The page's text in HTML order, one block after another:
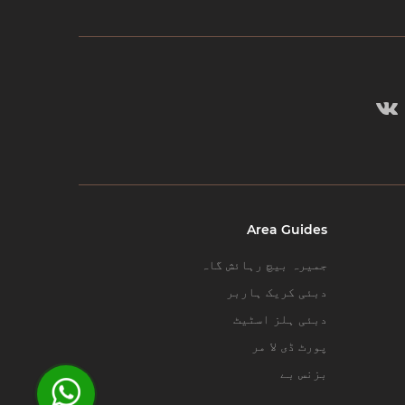
Area Guides
جمیرہ بیچ رہائش گاہ
دبئی کریک ہاربر
دبئی ہلز اسٹیٹ
پورٹ ڈی لا مر
بزنس بے